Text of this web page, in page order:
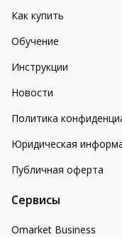
Как купить
Обучение
Инструкции
Новости
Политика
Юридическая
Публичная оферта
Сервисы
Omarket Business